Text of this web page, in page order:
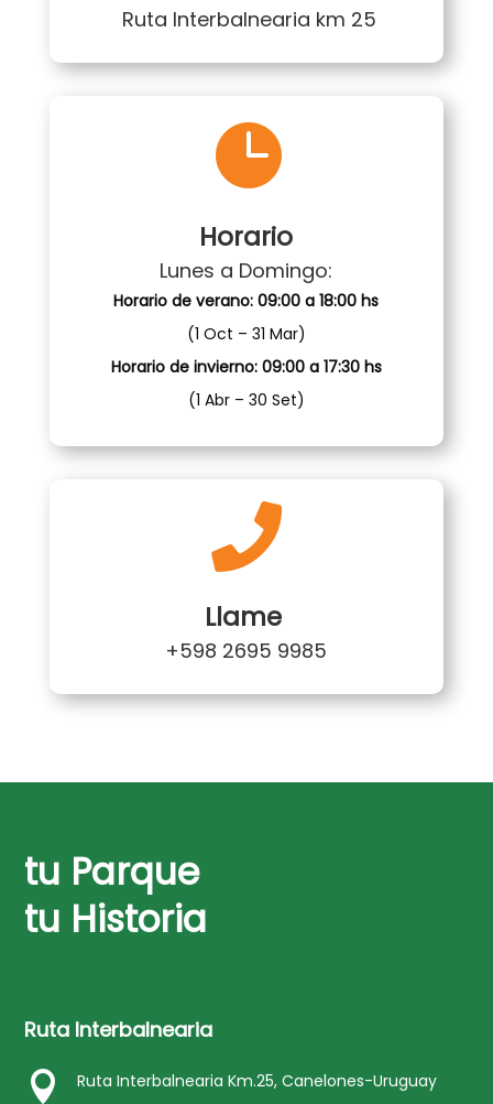
Ruta Interbalnearia km 25

Horario
Lunes a Domingo:
Horario de verano: 09:00 a 18:00 hs
(1 Oct – 31 Mar)
Horario de invierno: 09:00 a 17:30 hs
(1 Abr – 30 Set)

Llame
+598 2695 9985
tu Parque
tu Historia
Ruta Interbalnearia
 Ruta Interbalnearia Km.25, Canelones-Uruguay